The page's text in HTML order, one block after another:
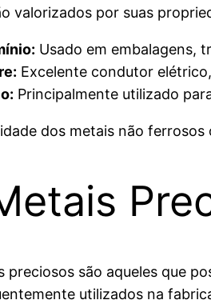
valorizados por suas
Usado em embalagens,
Excelente condutor
Principalmente utilizado
dos metais não
preciosos são aqueles que
utilizados na